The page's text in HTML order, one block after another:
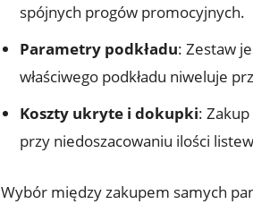
spójnych progów promocyjnych.
Parametry podkładu: Zestaw
właściwego podkładu niweluje
Koszty ukryte i dokupki:
przy niedoszacowaniu ilości
Wybór między zakupem samych